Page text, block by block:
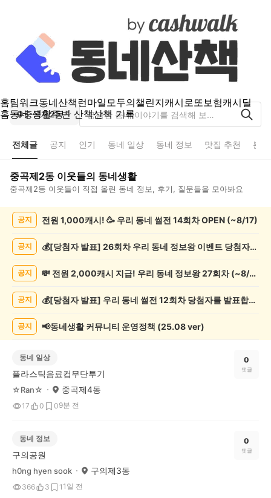
홈팀워크동네산책 런마일모두의챌린지캐시로또보험캐시딜
홈동네 생활주변 산책산책 기록
중곡제2동
전체글 공지 인기 동네 일상 동네 정보 맛집 추천 분
중곡제2동 이웃들의 동네생활
중곡제2동 이웃들이 직접 올린 동네 정보, 후기, 질문들을 모아봐요
목
공지 전원 1,000캐시! 🥳 우리 동네 썰전 14회차 OPEN (~8/17)
공지 💰[당첨자 발표] 26회차 우리 동네 정보왕 이벤트 당첨자를 발표합니다!
공지 💸 전원 2,000캐시 지급! 우리 동네 정보왕 27회차 (~8/10)
공지 💰[당첨자 발표] 우리 동네 썰전 12회차 당첨자를 발표합니다!
공지 📢동네생활 커뮤니티 운영정책 (25.08 ver)
동네 일상
플라스틱음료컵무단투기
☆Ran☆ 중곡제4동
17 0 09분 전
0
댓글
동네 정보
구의공원
h0ng hyen sook 구의제3동
366 3 1 1일 전
0
댓글